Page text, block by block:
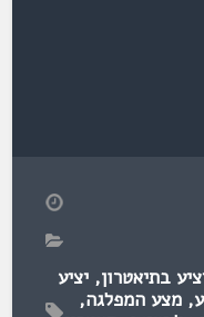
בתיאטרון,יציע
,מצע המפלגה,